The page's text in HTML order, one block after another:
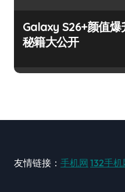
Galaxy S26+颜值
秘籍大公开
友情链接： 手机网 132手机